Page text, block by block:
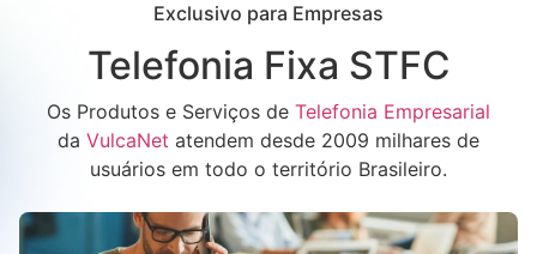
Exclusivo para Empresas
Telefonia Fixa STFC
Os Produtos e Serviços de Telefonia Empresarial
da VulcaNet atendem desde 2009 milhares de
usuários em todo o território Brasileiro.